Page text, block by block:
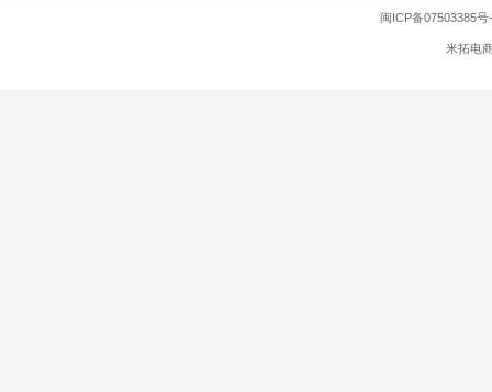
闽ICP备07503385号
米拓电